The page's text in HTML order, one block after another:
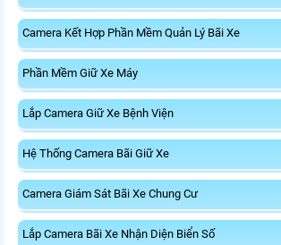
Camera Kết Hợp Phần Mềm Quản Lý Bãi Xe
Phần Mềm Giữ Xe Máy
Lắp Camera Giữ Xe Bệnh Viện
Hệ Thống Camera Bãi Giữ Xe
Camera Giám Sát Bãi Xe Chung Cư
Lắp Camera Bãi Xe Nhận Diện Biển Số